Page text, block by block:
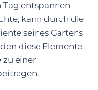
entspannen
kann durch die
seines Gartens
diese Elemente
zu einer